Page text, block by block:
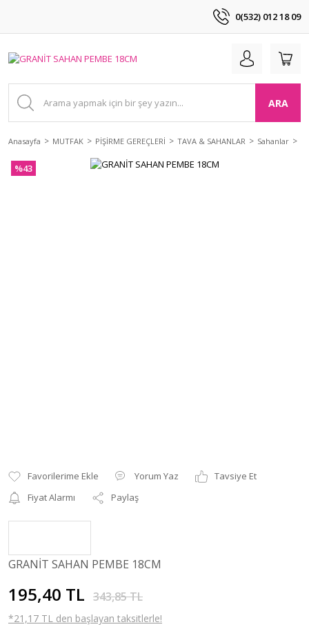
0(532) 012 18 09
ARA
Anasayfa MUTFAK PİŞİRME GEREÇLERİ TAVA & SAHANLAR Sahanlar
%43
Yorum Yaz
Tavsiye Et
Fiyat Alarmı
Paylaş
GRANİT SAHAN PEMBE 18CM
195,40 TL 343,85 TL
*21,17 TL den başlayan taksitlerle!